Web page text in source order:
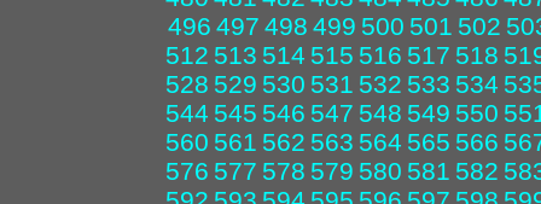
496 497 498 499 500 501 502
512 513 514 515 516 517 518
528 529 530 531 532 533 534
544 545 546 547 548 549 550
560 561 562 563 564 565 566
576 577 578 579 580 581 582